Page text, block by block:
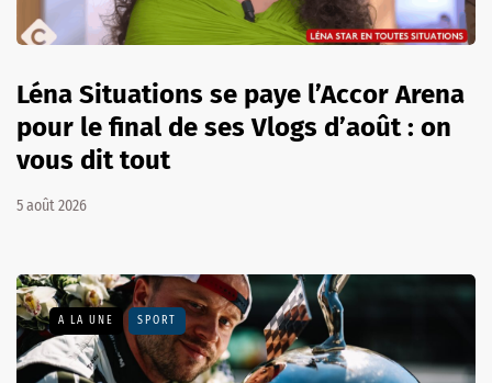
Léna Situations se paye l’Accor Arena
pour le final de ses Vlogs d’août : on
vous dit tout
5 août 2026
A LA UNE SPORT